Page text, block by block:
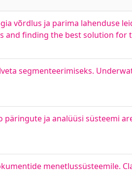
võrdlus ja parima lahenduse
finding the best solution for
segmenteerimiseks.
ja analüüsi süsteemi
menetlussüsteemile.